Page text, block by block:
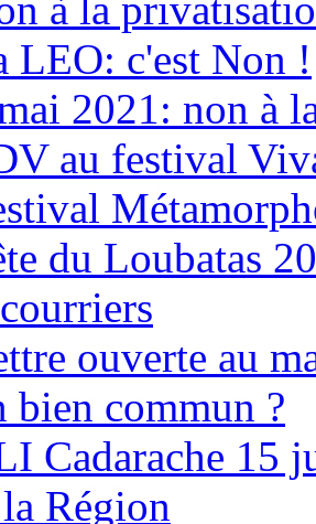
à la
LEO: c'est Non !
2021: non à
au festival
du Loubatas
ouverte au
bien commun ?
Cadarache 15
Région